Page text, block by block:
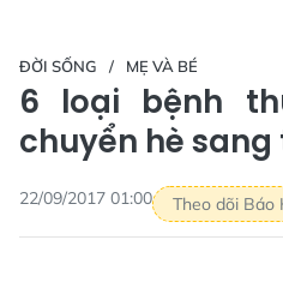
ĐỜI SỐNG MẸ VÀ BÉ
6 loại bệnh
chuyển hè sang
22/09/2017 01:00 Theo dõi Báo